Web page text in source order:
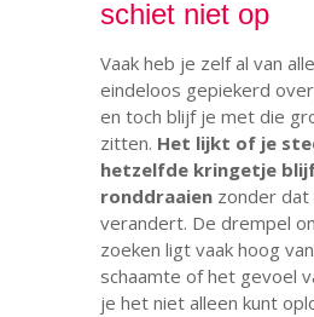
schiet niet op
Vaak heb je zelf al van
eindeloos gepiekerd
en toch blijf je met die
zitten. Het lijkt of je
hetzelfde kringetje
ronddraaien zonder
verandert. De drempel
zoeken ligt vaak hoog
schaamte of het gevoel
je het niet alleen kunt